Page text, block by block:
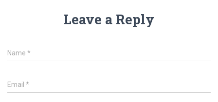
Leave a Reply
Name *
Email *